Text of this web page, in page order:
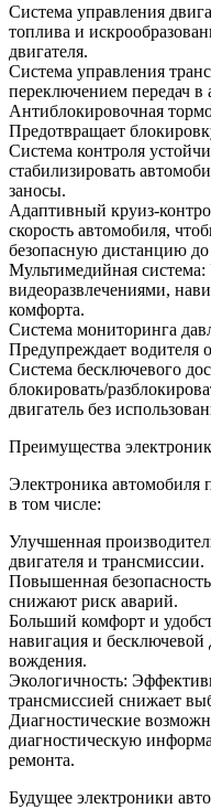
Система управления
топлива и
двигателя.
Система управления
переключением передач в
Антиблокировочная
Предотвращает
Система контроля
стабилизировать
заносы.
Адаптивный круиз-
скорость автомобиля,
безопасную дистанцию
Мультимедийная система:
видеоразвлечениями,
комфорта.
Система мониторинга
Предупреждает водителя
Система бесключевого
блокировать/
двигатель без
Преимущества
Электроника автомобиля
в том числе:
Улучшенная
двигателя и трансмиссии.
Повышенная
снижают риск аварий.
Больший комфорт и
навигация и
вождения.
Экологичность:
трансмиссией снижает
Диагностические
диагностическую
ремонта.
Будущее электроники